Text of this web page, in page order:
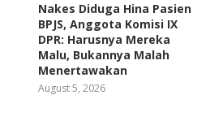
Nakes Diduga Hina Pasien
BPJS, Anggota Komisi IX
DPR: Harusnya Mereka
Malu, Bukannya Malah
Menertawakan
August 5, 2026